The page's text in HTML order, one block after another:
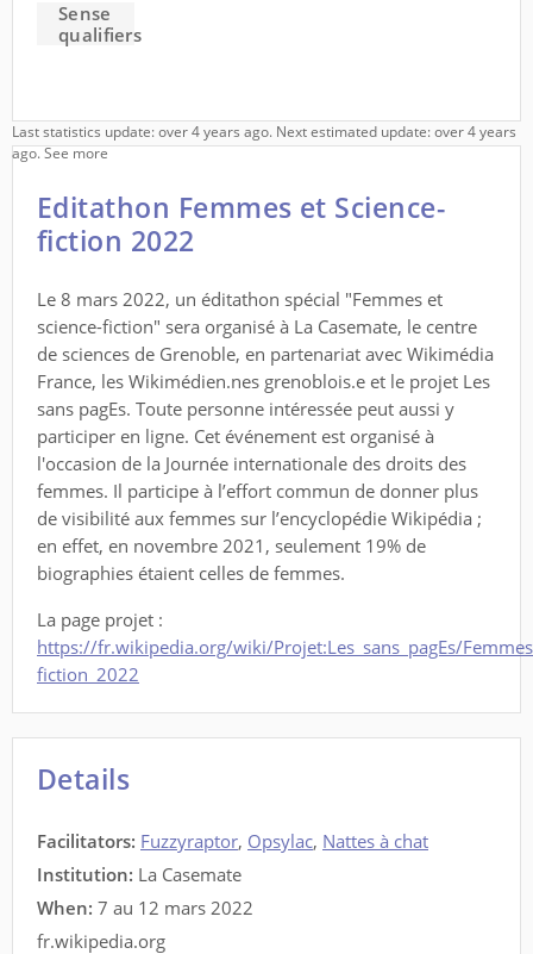
Sense
qualifiers
Last statistics update: over 4 years ago. Next estimated update: over 4 years
ago.See more
Editathon Femmes et Science-
fiction 2022
Le 8 mars 2022, un éditathon spécial "Femmes et
science-fiction" sera organisé à La Casemate, le centre
de sciences de Grenoble, en partenariat avec Wikimédia
France, les Wikimédien.nes grenoblois.e et le projet Les
sans pagEs. Toute personne intéressée peut aussi y
participer en ligne. Cet événement est organisé à
l'occasion de la Journée internationale des droits des
femmes. Il participe à l’effort commun de donner plus
de visibilité aux femmes sur l’encyclopédie Wikipédia ;
en effet, en novembre 2021, seulement 19% de
biographies étaient celles de femmes.
La page projet :
https://fr.wikipedia.org/wiki/Projet:Les_sans_pagEs/
fiction_2022
Details
Facilitators: Fuzzyraptor, Opsylac, Nattes à chat
Institution: La Casemate
When: 7 au 12 mars 2022
fr.wikipedia.org